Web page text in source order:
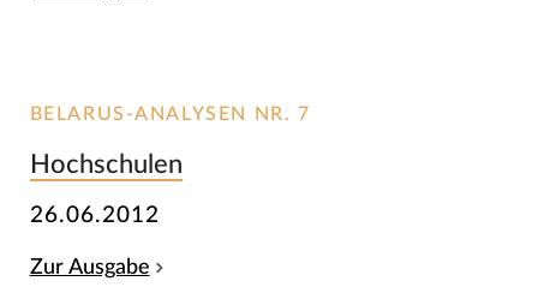
BELARUS-ANALYSEN NR. 7
Hochschulen
26.06.2012
Zur Ausgabe